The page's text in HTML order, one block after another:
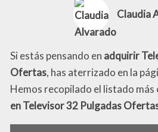
Claudia
Si estás pensando en adquirir
Ofertas, has aterrizado en la
Hemos recopilado el listado más
en Televisor 32 Pulgadas